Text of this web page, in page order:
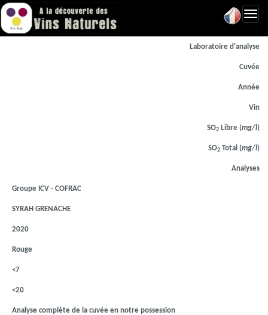
Laboratoire d'analyse
Cuvée
Année
Vin
SO2 Libre (mg/l)
SO2 Total (mg/l)
Analyses
Groupe ICV - COFRAC
SYRAH GRENACHE
2020
Rouge
<7
<20
Analyse complète de la cuvée en notre possession